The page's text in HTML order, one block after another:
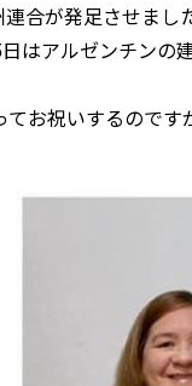
合が発足させま
はアルゼンチン
お祝いするので